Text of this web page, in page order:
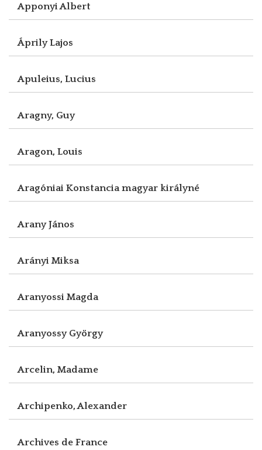
Apponyi Albert
Áprily Lajos
Apuleius, Lucius
Aragny, Guy
Aragon, Louis
Aragóniai Konstancia magyar királyné
Arany János
Arányi Miksa
Aranyossi Magda
Aranyossy György
Arcelin, Madame
Archipenko, Alexander
Archives de France